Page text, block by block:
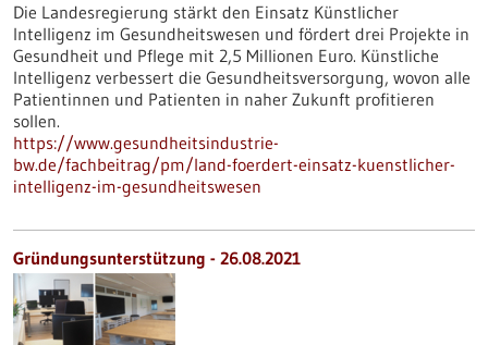
Die Landesregierung stärkt den Einsatz Künstlicher
Intelligenz im Gesundheitswesen und fördert drei Projekte in
Gesundheit und Pflege mit 2,5 Millionen Euro. Künstliche
Intelligenz verbessert die Gesundheitsversorgung, wovon alle
Patientinnen und Patienten in naher Zukunft profitieren
sollen.
https://www.gesundheitsindustrie-
bw.de/fachbeitrag/pm/land-foerdert-einsatz-kuenstlicher-
intelligenz-im-gesundheitswesen
Gründungsunterstützung - 26.08.2021